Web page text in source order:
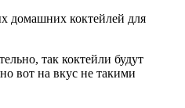
так коктейли будут
вот на вкус не такими